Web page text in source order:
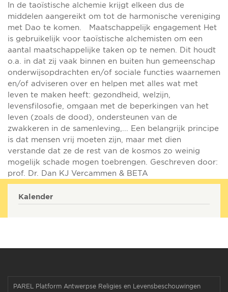
In de taoïstische alchemie krijgt elkeen dus de
middelen aangereikt om tot de harmonische vereniging
met ​Dao​ te komen. Maatschappelijk engagement Het
is gebruikelijk voor taoïstische alchemisten om een
aantal maatschappelijke taken op te nemen. Dit houdt
o.a. in dat zij vaak binnen en buiten hun gemeenschap
onderwijsopdrachten en/of sociale functies waarnemen
en/of adviseren over en helpen met alles wat met
leven te maken heeft: gezondheid, welzijn,
levensfilosofie, omgaan met de beperkingen van het
leven (zoals de dood), ondersteunen van de
zwakkeren in de samenleving,... Een belangrijk principe
is dat mensen vrij moeten zijn, maar met dien
verstande dat ze de rest van de kosmos zo weinig
mogelijk schade mogen toebrengen. Geschreven door:
prof. Dr. Dan KJ Vercammen & BETA
Kalender
PAREL Platform Antwerpse Religies en Levensbeschouwingen